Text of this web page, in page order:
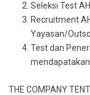
Seleksi Test
Recruitment
Yayasan/
Test dan
THE COMPANY